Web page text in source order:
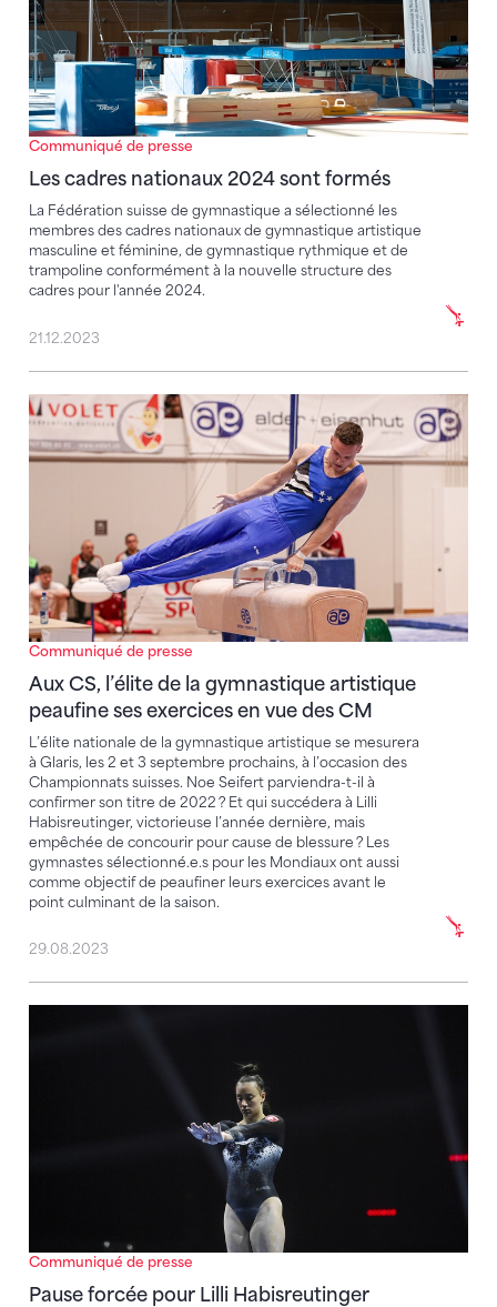
Communiqué de presse
Les cadres nationaux 2024 sont formés
La Fédération suisse de gymnastique a sélectionné les
membres des cadres nationaux de gymnastique artistique
masculine et féminine, de gymnastique rythmique et de
trampoline conformément à la nouvelle structure des
cadres pour l'année 2024.
21.12.2023
Communiqué de presse
Aux CS, l’élite de la gymnastique artistique
peaufine ses exercices en vue des CM
L’élite nationale de la gymnastique artistique se mesurera
à Glaris, les 2 et 3 septembre prochains, à l’occasion des
Championnats suisses. Noe Seifert parviendra-t-il à
confirmer son titre de 2022 ? Et qui succédera à Lilli
Habisreutinger, victorieuse l’année dernière, mais
empêchée de concourir pour cause de blessure ? Les
gymnastes sélectionné.e.s pour les Mondiaux ont aussi
comme objectif de peaufiner leurs exercices avant le
point culminant de la saison.
Aux CS, l’élite de la gymnastique artistique peaufine
29.08.2023
Communiqué de presse
Pause forcée pour Lilli Habisreutinger